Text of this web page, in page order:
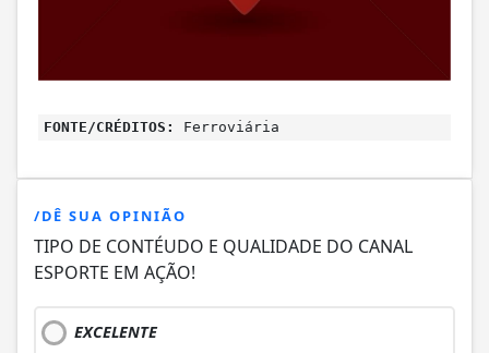
FONTE/CRÉDITOS: Ferroviária
/DÊ SUA OPINIÃO
TIPO DE CONTÉUDO E QUALIDADE DO CANAL
ESPORTE EM AÇÃO!
EXCELENTE